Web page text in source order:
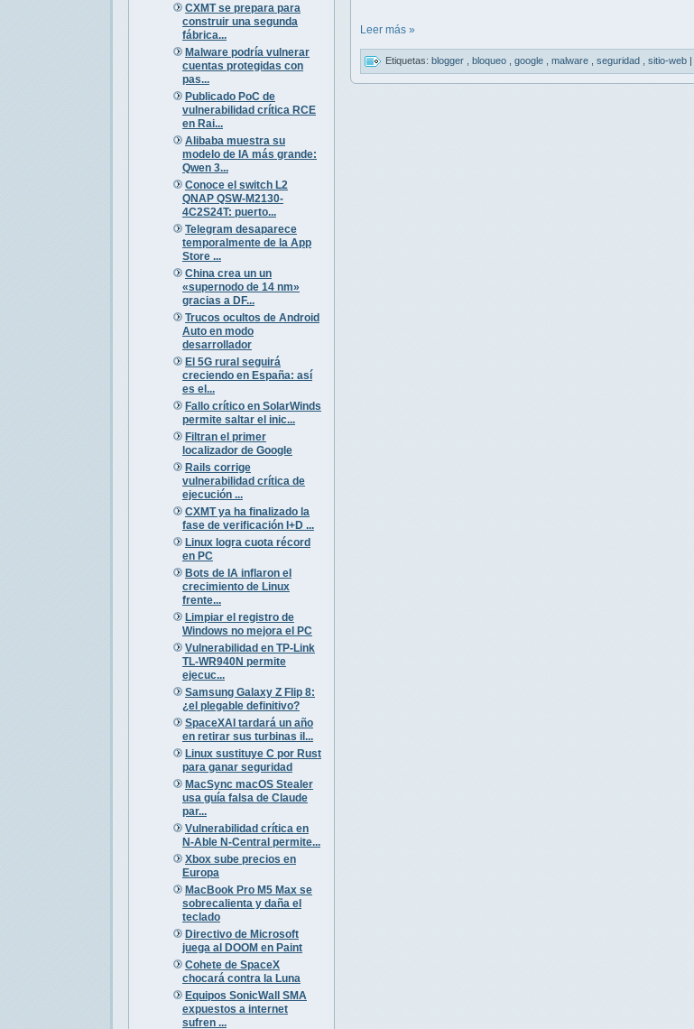
CXMT se prepara para
construir una segunda
fábrica...
Malware podría vulnerar
cuentas protegidas con
pas...
Publicado PoC de
vulnerabilidad crítica RCE
en Rai...
Alibaba muestra su
modelo de IA más grande:
Qwen 3...
Conoce el switch L2
QNAP QSW-M2130-
4C2S24T: puerto...
Telegram desaparece
temporalmente de la App
Store ...
China crea un un
«supernodo de 14 nm»
gracias a DF...
Trucos ocultos de Android
Auto en modo
desarrollador
El 5G rural seguirá
creciendo en España: así
es el...
Fallo crítico en SolarWinds
permite saltar el inic...
Filtran el primer
localizador de Google
Rails corrige
vulnerabilidad crítica de
ejecución ...
CXMT ya ha finalizado la
fase de verificación I+D ...
Linux logra cuota récord
en PC
Bots de IA inflaron el
crecimiento de Linux
frente...
Limpiar el registro de
Windows no mejora el PC
Vulnerabilidad en TP-Link
TL-WR940N permite
ejecuc...
Samsung Galaxy Z Flip 8:
¿el plegable definitivo?
SpaceXAI tardará un año
en retirar sus turbinas il...
Linux sustituye C por Rust
para ganar seguridad
MacSync macOS Stealer
usa guía falsa de Claude
par...
Vulnerabilidad crítica en
N-Able N-Central permite...
Xbox sube precios en
Europa
MacBook Pro M5 Max se
sobrecalienta y daña el
teclado
Directivo de Microsoft
juega al DOOM en Paint
Cohete de SpaceX
chocará contra la Luna
Equipos SonicWall SMA
expuestos a internet
sufren ...
Leer más »
Etiquetas: blogger bloqueo google malware seguridad sitio-web |